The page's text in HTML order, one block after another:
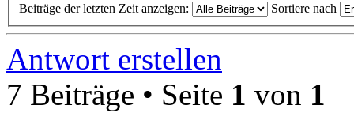
Beiträge der letzten Zeit anzeigen: Sortiere nach
Antwort erstellen
7 Beiträge • Seite 1 von 1